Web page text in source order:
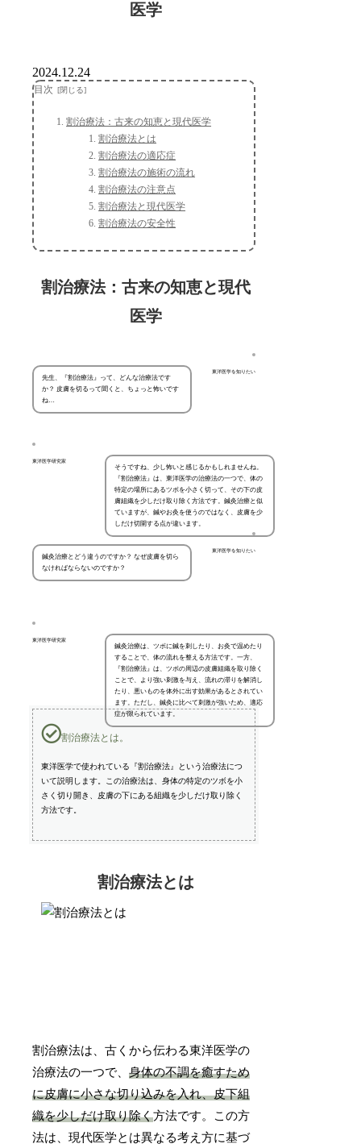
医学
2024.12.24
目次
割治療法：古来の知恵と現代医学
割治療法とは
割治療法の適応症
割治療法の施術の流れ
割治療法の注意点
割治療法と現代医学
割治療法の安全性
割治療法：古来の知恵と現代
医学
東洋医学を知りたい
先生、『割治療法』って、どんな治療法です
か？ 皮膚を切るって聞くと、ちょっと怖いです
ね…
東洋医学研究家
そうですね、少し怖いと感じるかもしれませんね。
『割治療法』は、東洋医学の治療法の一つで、体の
特定の場所にあるツボを小さく切って、その下の皮
膚組織を少しだけ取り除く方法です。鍼灸治療と似
ていますが、鍼やお灸を使うのではなく、皮膚を少
しだけ切開する点が違います。
東洋医学を知りたい
鍼灸治療とどう違うのですか？ なぜ皮膚を切ら
なければならないのですか？
東洋医学研究家
鍼灸治療は、ツボに鍼を刺したり、お灸で温めたり
することで、体の流れを整える方法です。一方、
『割治療法』は、ツボの周辺の皮膚組織を取り除く
ことで、より強い刺激を与え、流れの滞りを解消し
たり、悪いものを体外に出す効果があるとされてい
ます。ただし、鍼灸に比べて刺激が強いため、適応
症が限られています。
割治療法とは。
東洋医学で使われている『割治療法』という治療法につ
いて説明します。この治療法は、身体の特定のツボを小
さく切り開き、皮膚の下にある組織を少しだけ取り除く
方法です。
割治療法とは
割治療法は、古くから伝わる東洋医学の
治療法の一つで、身体の不調を癒すため
に皮膚に小さな切り込みを入れ、皮下組
織を少しだけ取り除く方法です。この方
法は、現代医学とは異なる考え方に基づ